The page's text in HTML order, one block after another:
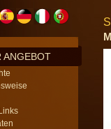
ANGEBOT